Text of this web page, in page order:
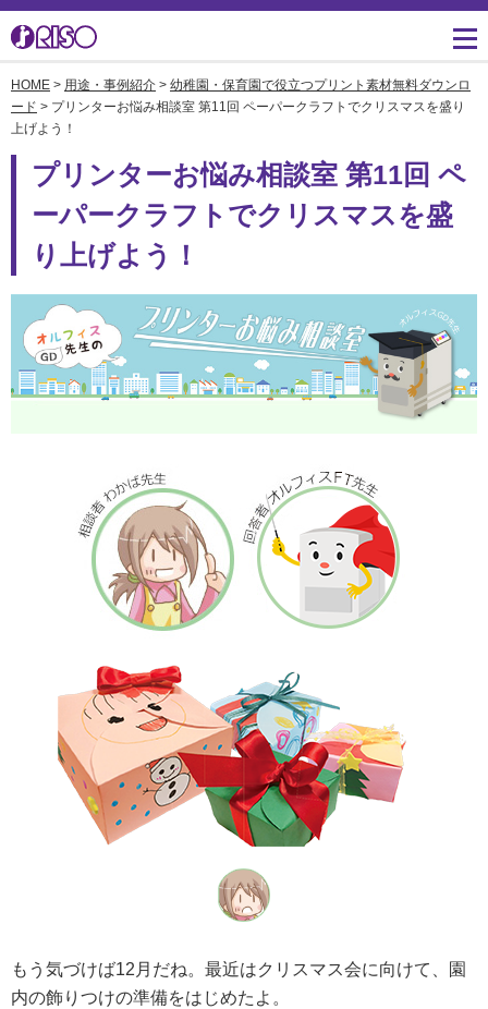
用途・事例紹介 トップ ソリューション
お役立ち記事
閉じる
サポート トップ よくあるご質問（FAQ）
製品についてのお問い合
わせ一覧
閉じる
知る・学ぶTOP かんたん会社案内
理想科学のものづくり
RISO ART
鹿島アントラーズ応援サ
企業情報TOP ごあいさつ
マネジメント
採用情報
株主・投資家情報
社会とのかかわり
閉じる
HOME > 用途・事例紹介 > 幼稚園・保育園で役立つプリント素材無料ダウンロ
ード > プリンターお悩み相談室 第11回 ペーパークラフトでクリスマスを盛り
上げよう！
プリンターお悩み相談室 第11回 ペ
ーパークラフトでクリスマスを盛
り上げよう！
もう気づけば12月だね。最近はクリスマス会に向けて、園
内の飾りつけの準備をはじめたよ。